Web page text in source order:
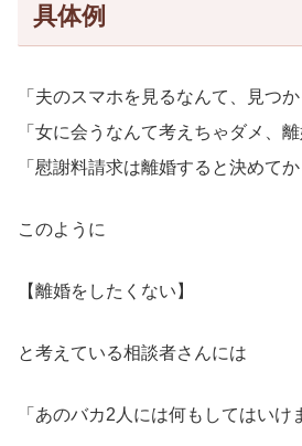
具体例
「夫のスマホを見るなんて、見つ
「女に会うなんて考えちゃダメ、離
「慰謝料請求は離婚すると決めてか
このように
【離婚をしたくない】
と考えている相談者さんには
「あのバカ2人には何もしてはいけ